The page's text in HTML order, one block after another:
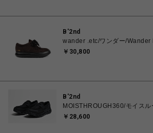
B'2nd
wander .etc/ワンダー/Wander
￥30,800
B'2nd
MOISTHROUGH360/モイス
￥28,600